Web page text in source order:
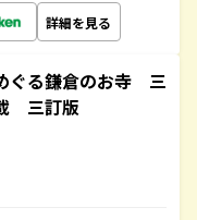
詳細を見る
ぐる鎌倉のお寺 三
三訂版